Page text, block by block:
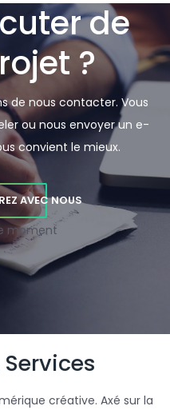
de
?
de nous contacter. Vous
ou nous envoyer un e-
convient le mieux.
AVEC NOUS
moment
créative. Axé sur la